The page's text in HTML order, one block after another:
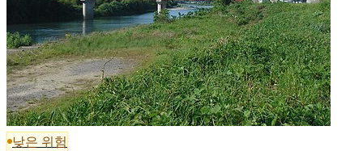
낮은 위험